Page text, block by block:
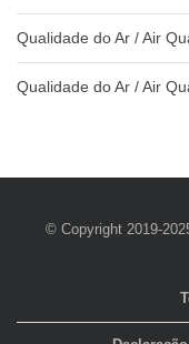
Qualidade do Ar / Air
Qualidade do Ar / Air
© Copyright 2019-